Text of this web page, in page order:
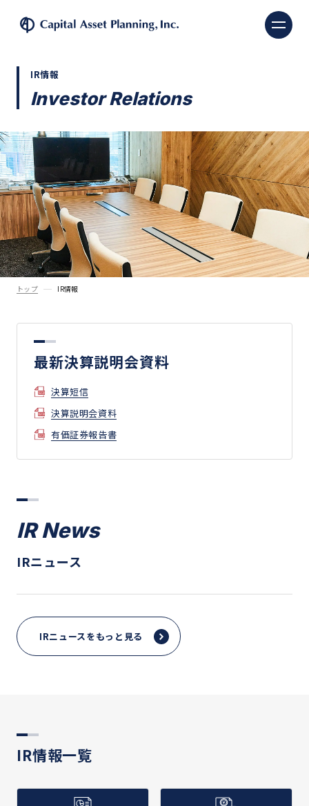
株式会社キャピタル・
IR情報
Investor Relations
トップ IR情報
最新決算説明会資料
決算短信
決算説明会資料
有価証券報告書
IR News
IRニュース
IRニュースをもっと見る
IR情報一覧